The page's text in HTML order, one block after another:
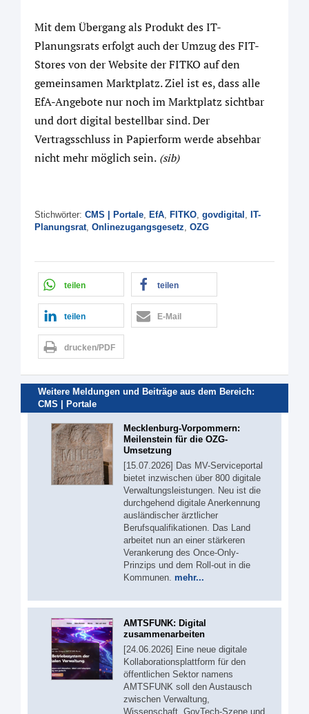
Mit dem Übergang als Produkt des IT-
Planungsrats erfolgt auch der Umzug des FIT-
Stores von der Website der FITKO auf den
gemeinsamen Marktplatz. Ziel ist es, dass alle
EfA-Angebote nur noch im Marktplatz sichtbar
und dort digital bestellbar sind. Der
Vertragsschluss in Papierform werde absehbar
nicht mehr möglich sein. (sib)
Stichwörter: CMS | Portale EfA FITKO govdigital
IT-
Planungsrat Onlinezugangsgesetz OZG
teilen teilen
teilen E-Mail
drucken/PDF
Weitere Meldungen und Beiträge aus dem Bereich:
CMS | Portale
Mecklenburg-Vorpommern:
Meilenstein für die OZG-
Umsetzung
[15.07.2026] Das MV-Serviceportal
bietet inzwischen über 800 digitale
Verwaltungsleistungen. Neu ist die
durchgehend digitale Anerkennung
ausländischer ärztlicher
Berufsqualifikationen. Das Land
arbeitet nun an einer stärkeren
Verankerung des Once-Only-
Prinzips und dem Roll-out in die
Kommunen. mehr...
AMTSFUNK: Digital
zusammenarbeiten
[24.06.2026] Eine neue digitale
Kollaborationsplattform für den
öffentlichen Sektor namens
AMTSFUNK soll den Austausch
zwischen Verwaltung,
Wissenschaft, GovTech-Szene und